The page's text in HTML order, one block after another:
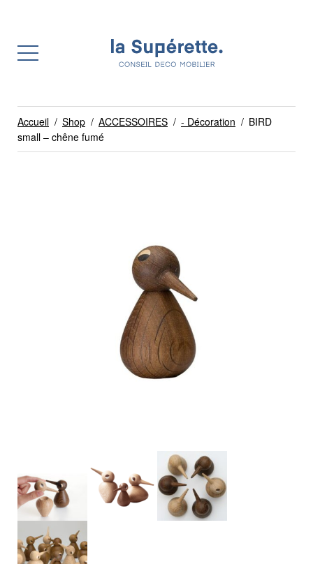
Accueil / Shop / ACCESSOIRES / - Décoration / BIRD
small – chêne fumé